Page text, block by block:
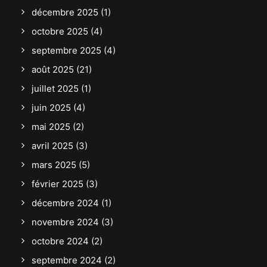
décembre 2025 (1)
octobre 2025 (4)
septembre 2025 (4)
août 2025 (21)
juillet 2025 (1)
juin 2025 (4)
mai 2025 (2)
avril 2025 (3)
mars 2025 (5)
février 2025 (3)
décembre 2024 (1)
novembre 2024 (3)
octobre 2024 (2)
septembre 2024 (2)